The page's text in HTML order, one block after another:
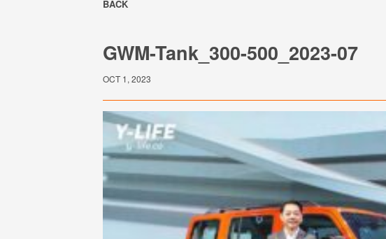
BACK
GWM-Tank_300-500_2023-07
OCT 1, 2023